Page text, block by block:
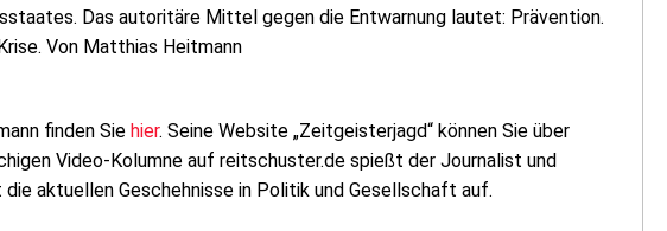
Das autoritäre Mittel gegen die Entwarnung lautet: Prävention.
Von Matthias Heitmann
finden Sie hier. Seine Website „Zeitgeisterjagd“ können Sie über
Video-Kolumne auf reitschuster.de spießt der Journalist und
aktuellen Geschehnisse in Politik und Gesellschaft auf.